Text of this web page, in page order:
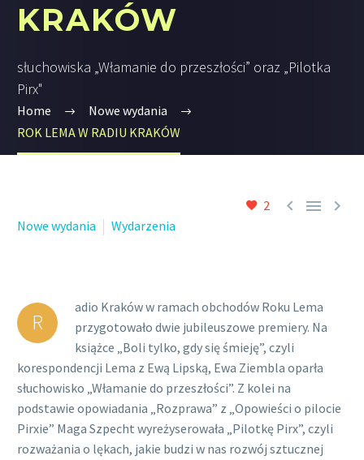
KRAKÓW
słuchowiska „Włamanie do przeszłości” oraz „Pilotka
Pirx"
Home
Nowe wydania
ROK LEMA W RADIU KRAKÓW
2   
Nowe wydania Wydarzenia
R
adio Kraków w ramach obchodów Roku Lema
przygotowało dwie jubileuszowe premiery. Na
książce „Boli tylko, gdy się śmieję”, czyli
korespondencji Lema z Ewą Lipską, Ewa Ziembla oparła
słuchowisko „Włamanie do przeszłości”. Z kolei na
podstawie opowiadania „Rozprawa” z „Opowieści o pilocie
Pirxie” Maga Szpecht wyreżyserowała „Pilotkę Pirx”, czyli
rozważania o lękach, jakie budzi w nas rozwój sztucznej